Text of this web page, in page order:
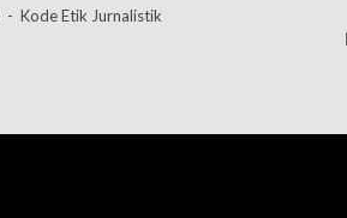
- Kode Etik Jurnalistik